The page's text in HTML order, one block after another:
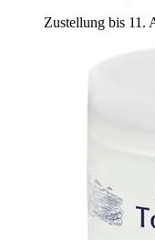
Zustellung bis 11.